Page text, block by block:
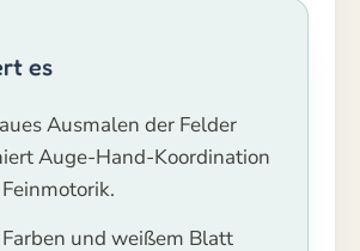
es
Ausmalen der Felder
Auge-Hand-Koordination
und weißem Blatt